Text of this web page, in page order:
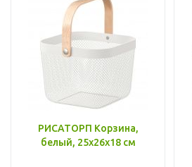
РИСАТОРП Корзина,
белый, 25x26x18 см